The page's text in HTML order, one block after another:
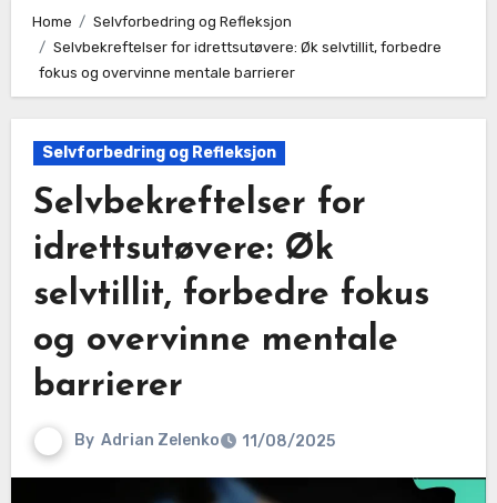
content
Home
Selvforbedring og Refleksjon
Selvbekreftelser for idrettsutøvere: Øk selvtillit, forbedre
fokus og overvinne mentale barrierer
Selvforbedring og Refleksjon
Selvbekreftelser for
idrettsutøvere: Øk
selvtillit, forbedre fokus
og overvinne mentale
barrierer
By Adrian Zelenko 11/08/2025